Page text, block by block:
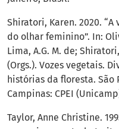
Shiratori, Karen. 2020.
do olhar feminino”. In:
Lima, A.G. M. de;
(Orgs.). Vozes vegetais.
histórias da floresta. São
Campinas: CPEI
Taylor, Anne Christine.